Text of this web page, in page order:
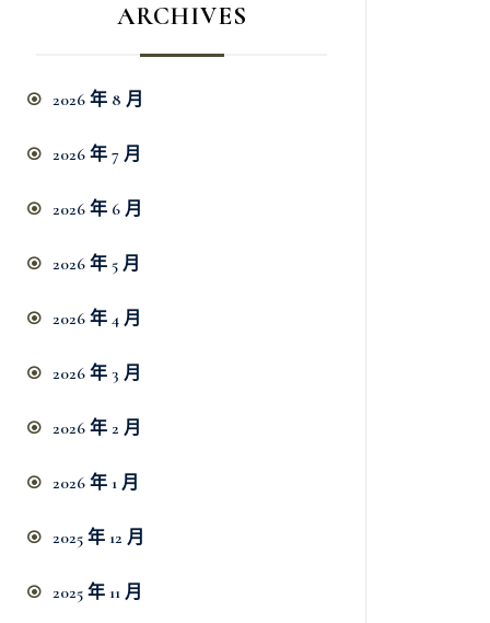
ARCHIVES
2026 年 8 月
2026 年 7 月
2026 年 6 月
2026 年 5 月
2026 年 4 月
2026 年 3 月
2026 年 2 月
2026 年 1 月
2025 年 12 月
2025 年 11 月